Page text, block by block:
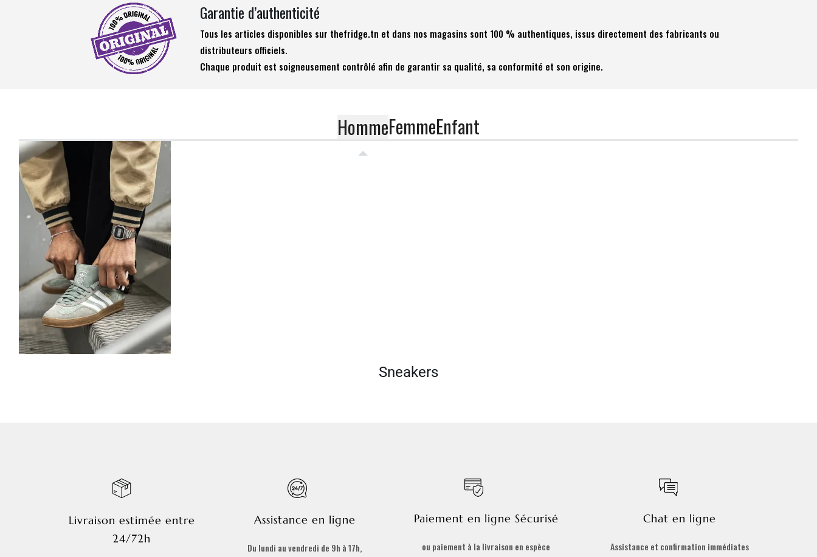
Garantie d’authenticité
Tous les articles disponibles sur thefridge.tn et dans nos magasins sont 100 % authentiques, issus directement des fabricants ou
distributeurs officiels.
Chaque produit est soigneusement contrôlé afin de garantir sa qualité, sa conformité et son origine.
HommeFemmeEnfant
Sneakers
Livraison estimée entre
24/72h
Assistance en ligne
Du lundi au vendredi de 9h à 17h,
Paiement en ligne Sécurisé
ou paiement à la livraison en espèce
Chat en ligne
Assistance et confirmation immédiates